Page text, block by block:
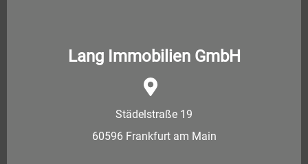
Lang Immobilien GmbH
Städelstraße 19
60596 Frankfurt am Main